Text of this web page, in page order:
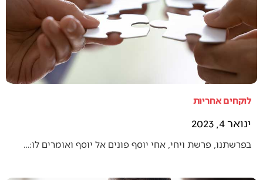
לוקחים אחריות
ינואר 4, 2023
בפרשתנו, פרשת ויחי, אחי יוסף פונים אל יוסף ואומרים לו:…